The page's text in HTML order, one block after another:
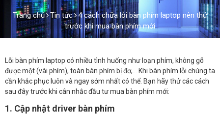
Trang chủ Tin tức
4 cách chữa lỗi bàn phím laptop nên thử
trước khi mua bàn phím mới
Lỗi bàn phím laptop có nhiều tình huống như loạn phím, không gõ
được một (vài phím), toàn bàn phím bị đơ,… Khi bàn phím lỗi chúng ta
cần khắc phục luôn và ngay sớm nhất có thể. Bạn hãy thử các cách
sau đây trước khi cân nhắc đầu tư mua bàn phím mới:
1. Cập nhật driver bàn phím